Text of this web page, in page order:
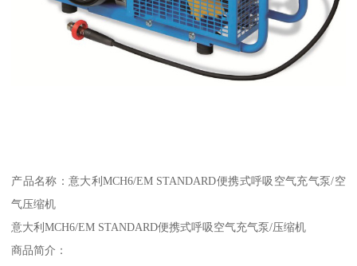
产品名称：意大利MCH6/EM STANDARD便携式呼吸空气充气泵/空
气压缩机
意大利MCH6/EM STANDARD便携式呼吸空气充气泵/压缩机
商品简介：